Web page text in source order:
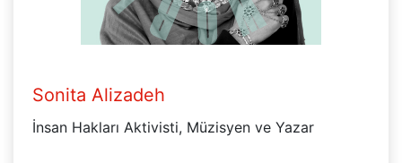
Sonita Alizadeh
İnsan Hakları Aktivisti, Müzisyen ve Yazar